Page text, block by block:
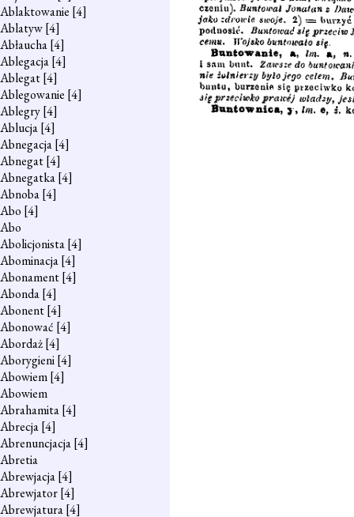
Ablaktowanie [4]
Ablatyw[4]
Abłaucha[4]
Ablegacja[4]
Ablegat[4]
Ablegowanie [4]
Ablegry[4]
Ablucja[4]
Abnegacja[4]
Abnegat[4]
Abnegatka[4]
Abnoba[4]
Abo [4]
Abo
Abolicjonista[4]
Abominacja[4]
Abonament[4]
Abonda[4]
Abonent[4]
Abonować [4]
Abordaż[4]
Aborygieni[4]
Abowiem[4]
Abowiem
Abrahamita[4]
Abrecja[4]
Abrenuncjacja[4]
Abretia
Abrewjacja[4]
Abrewjator[4]
Abrewjatura[4]